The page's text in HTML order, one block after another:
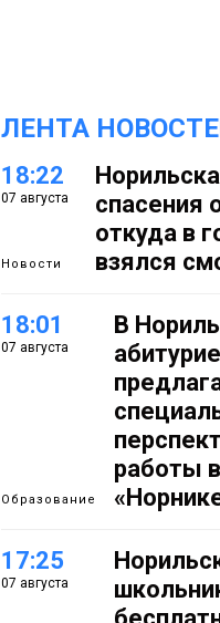
ЛЕНТА
18:22
07 августа
Новости
спасения
откуда в
взялся
18:01
07 августа
Образование
В
работы в
17:25
07 августа